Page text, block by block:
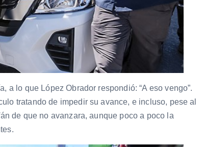
a lo que López Obrador respondió: “A eso vengo”.
tratando de impedir su avance, e incluso, pese al
de que no avanzara, aunque poco a poco la